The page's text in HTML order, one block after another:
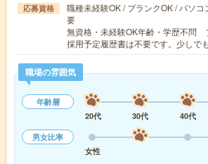
応募資格
職種未経験OK / ブランクOK / パソ
要
無資格・未経験OK年齢・学歴不問
採用予定履歴書は不要です。少しで
職場の雰囲気
年齢層
20代
30代 40代
男女比率
女性